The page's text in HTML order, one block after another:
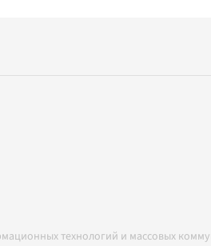
технологий и массовых